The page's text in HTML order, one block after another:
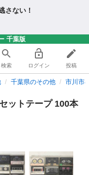
さない！
千葉版
検索 ログイン 投稿
千葉県のその他 市川市
ットテープ 100本